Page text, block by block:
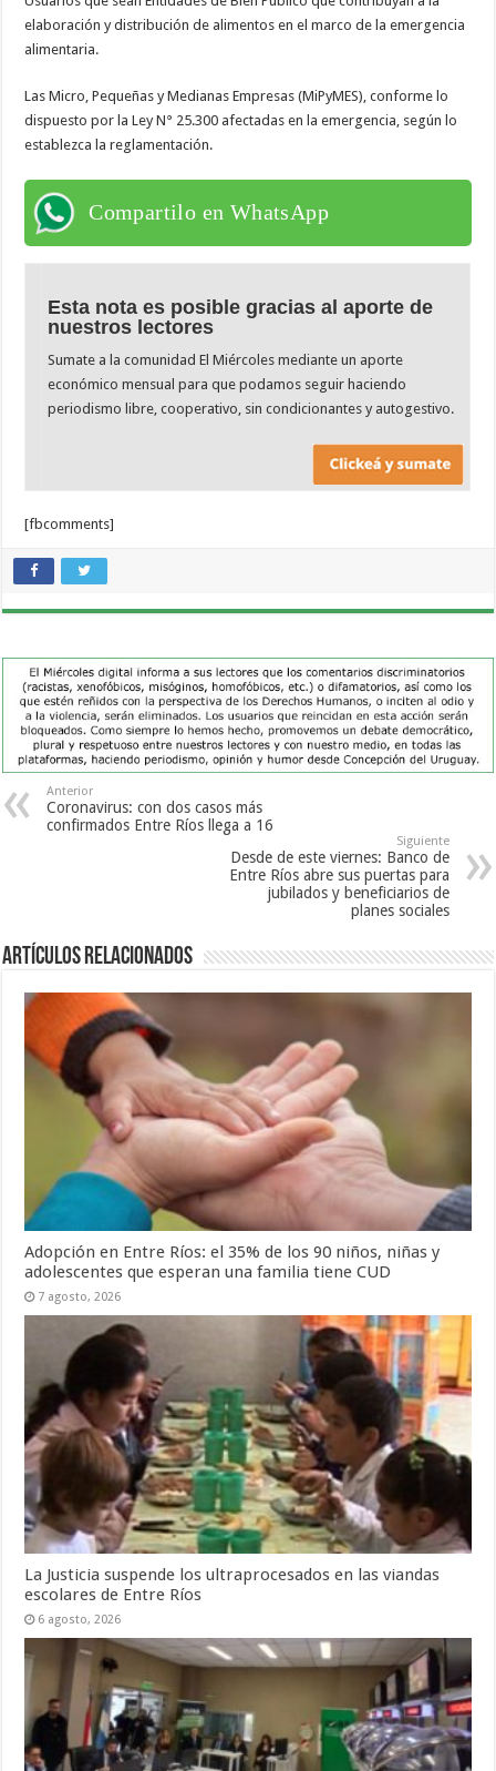
elaboración y distribución de alimentos en el marco de la emergencia
alimentaria.
Las Micro, Pequeñas y Medianas Empresas (MiPyMES), conforme lo
dispuesto por la Ley N° 25.300 afectadas en la emergencia, según lo
establezca la reglamentación.
Compartilo en WhatsApp
Esta nota es posible gracias al aporte de
nuestros lectores
Sumate a la comunidad El Miércoles mediante un aporte
económico mensual para que podamos seguir haciendo
periodismo libre, cooperativo, sin condicionantes y autogestivo.
[fbcomments]
Anterior
Coronavirus: con dos casos más
confirmados Entre Ríos llega a 16
Siguiente
Desde de este viernes: Banco de
Entre Ríos abre sus puertas para
jubilados y beneficiarios de
planes sociales
Artículos Relacionados
Adopción en Entre Ríos: el 35% de los 90 niños, niñas y
adolescentes que esperan una familia tiene CUD
7 agosto, 2026
La Justicia suspende los ultraprocesados en las viandas
escolares de Entre Ríos
6 agosto, 2026